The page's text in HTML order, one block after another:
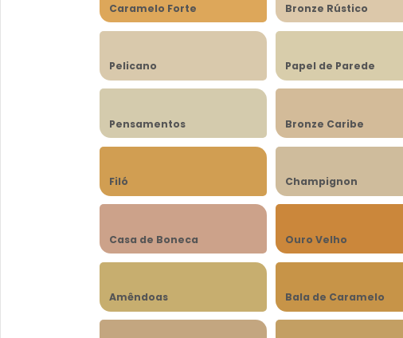
Caramelo Forte Bronze Rústico
Pelicano Papel de Parede
Pensamentos Bronze Caribe
Filó Champignon
Casa de Boneca Ouro Velho
Amêndoas Bala de Caramelo